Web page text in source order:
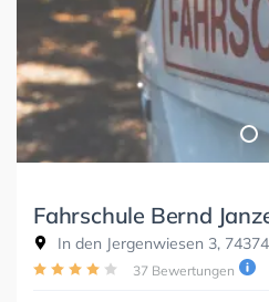
Fahrschule Bernd
In den Jergenwiesen 3,
37 Bewertungen